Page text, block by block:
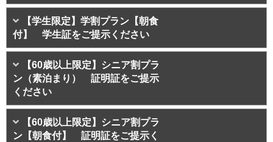
【学生限定】学割プラン【朝食
付】 学生証をご提示ください
【60歳以上限定】シニア割プラ
ン（素泊まり） 証明証をご提示
ください
【60歳以上限定】シニア割プラ
ン【朝食付】 証明証をご提示く